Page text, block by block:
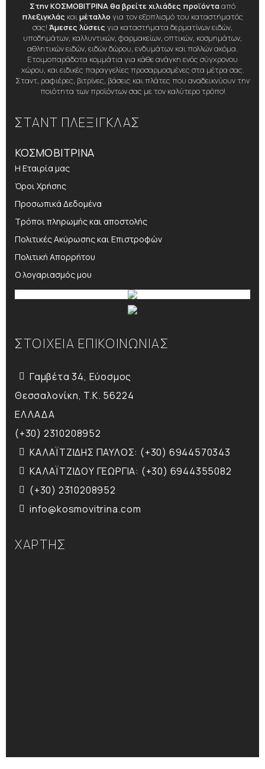
Στην ΚΟΣΜΟΒΙΤΡΙΝΑ θα βρείτε χιλιάδες προϊόντααπό
πλεξιγκλάς καιμέταλλο για τον εξοπλισμό του καταστήματός
σας! Άμεσες λύσεις για καταστήματα δερματίνων ειδών,
υποδημάτων, καλλυντικών, φαρμακείων, οπτικών, κοσμημάτων,
αθλητικών ειδών, ειδών δώρου, ενδυμάτων και πολλών ακόμα.
Ετοιμοπαράδοτα κομμάτια για κάθε ανάγκη ενός σύγχρονου
χώρου, και ειδικές παραγγελίες προσαρμοσμένες στα μέτρα σας.
Σταντ, ραφιέρες, βιτρίνες, βάσεις και πλάτες που αναδεικνύουν την
ποιότητα των προϊόντων σας με τον καλύτερο τρόπο!
ΣΤΑΝΤ ΠΛΕΞΙΓΚΛΑΣ
ΚΟΣΜΟΒΙΤΡΙΝΑ
Η Εταιρία μας
Όροι Χρήσης
Προσωπικά Δεδομένα
Τρόποι πληρωμής και αποστολής
Πολιτικές Ακύρωσης και Επιστροφών
Πολιτική Απορρήτου
Ο λογαριασμός μου
ΣΤΟΙΧΕΙΑ ΕΠΙΚΟΙΝΩΝΙΑΣ
Γαμβέτα 34, Εύοσμος
Θεσσαλονίκη, T.K. 56224
ΕΛΛΑΔΑ
(+30) 2310208952
ΚΑΛΑΪΤΖΙΔΗΣ ΠΑΥΛΟΣ: (+30) 6944570343
ΚΑΛΑΪΤΖΙΔΟΥ ΓΕΩΡΓΙΑ: (+30) 6944355082
(+30) 2310208952
info@kosmovitrina.com
ΧΑΡΤΗΣ